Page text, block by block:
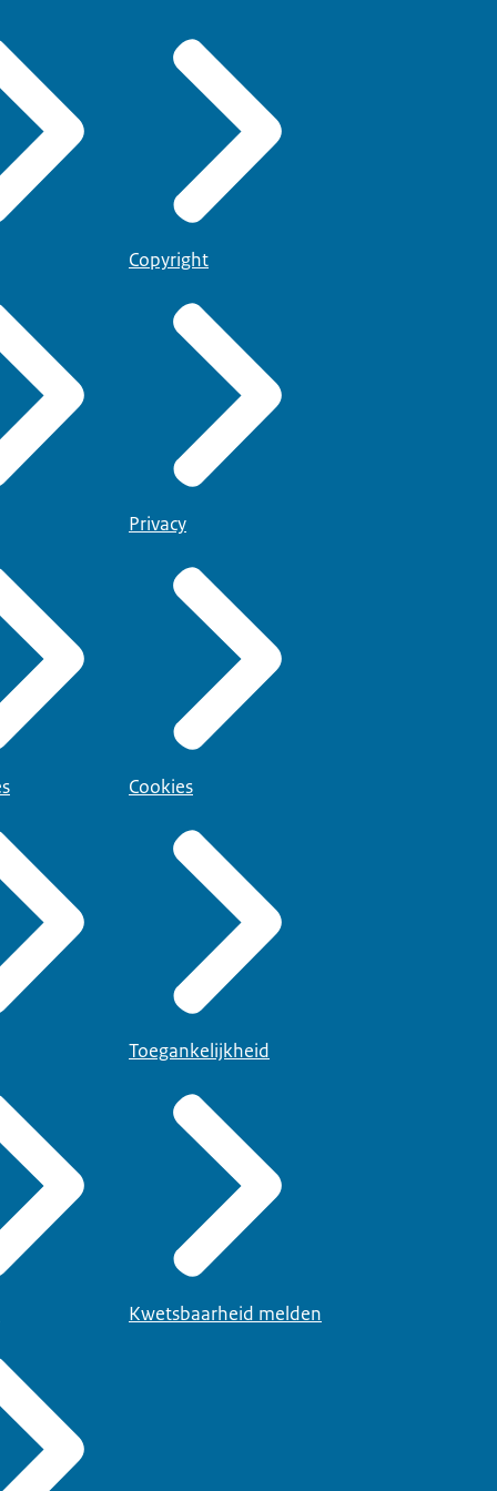
Copyright
Privacy
Cookies
Toegankelijkheid
Kwetsbaarheid melden